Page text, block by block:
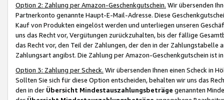
Option 2: Zahlung per Amazon-Geschenkgutschein. Wir übersenden
Partnerkonto genannte Haupt-E-Mail-Adresse. Diese
Kauf von Produkten eingelöst werden und unterliegen unseren
uns das Recht vor, Vergütungen zurückzuhalten, bis der fällige
das Recht vor, den Teil der Zahlungen, der den in der
Zahlungsart angibst. Die Zahlung per Amazon-Geschenkgutschein ist
Option 3: Zahlung per Scheck. Wir übersenden Ihnen einen Scheck in
Sollten Sie sich für diese Option entscheiden, behalten wir uns das
den in der Übersicht Mindestauszahlungsbeträge genannten